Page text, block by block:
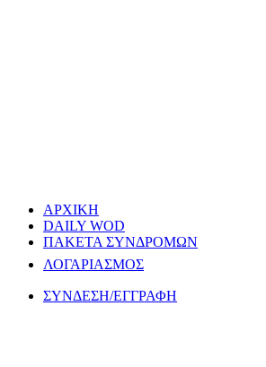
ΑΡΧΙΚΗ
DAILY WOD
ΠΑΚΕΤΑ ΣΥΝΔΡΟΜΩΝ
ΛΟΓΑΡΙΑΣΜΟΣ
ΣΥΝΔΕΣΗ/ΕΓΓΡΑΦΗ